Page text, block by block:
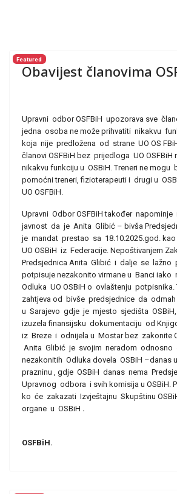
Featured
Obavijest članovima
Upravni odbor OSFBiH upozorava sve
jedna osoba ne može prihvatiti nikakvu
koja nije predložena od strane UO OS
članovi OSFBiH bez prijedloga UO
nikakvu funkciju u OSBiH. Treneri ne mogu
pomoćni treneri, fizioterapeuti i drugi u
UO OSFBiH.
Upravni Odbor OSFBiH također napominje
javnost da je Anita Glibić – bivša
je mandat prestao sa 18.10.2025.god.
UO OSBiH iz Federacije. Nepoštivanjem
Predsjednica Anita Glibić i dalje se lažno
potpisuje nezakonito virmane u Banci
Odluka UO OSBiH o ovlaštenju potpisnika.
zahtjeva od bivše predsjednice da
u Sarajevo gdje je mjesto sjedišta
izuzela finansijsku dokumentaciju od
iz Breze i odnijela u Mostar bez zakonite
Anita Glibić je svojim neradom odnosno
nezakonitih Odluka dovela OSBiH –danas
prazninu , gdje OSBiH danas nema
Upravnog odbora i svih komisija u OSBiH.
ko će zakazati Izvještajnu Skupštinu
organe u OSBiH .
Upravni
OSFBiH.